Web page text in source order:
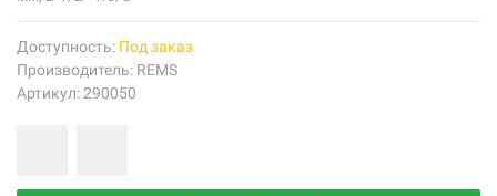
Доступность: Под заказ
Производитель: REMS
Артикул: 290050